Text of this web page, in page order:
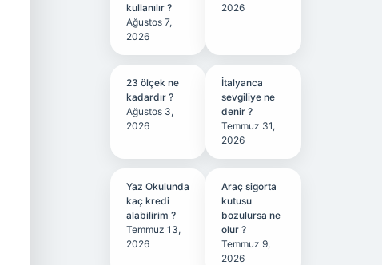
kullanılır ?
Ağustos 7,
2026
2026
23 ölçek ne
kadardır ?
Ağustos 3,
2026
İtalyanca
sevgiliye ne
denir ?
Temmuz 31,
2026
Yaz Okulunda
kaç kredi
alabilirim ?
Temmuz 13,
2026
Araç sigorta
kutusu
bozulursa ne
olur ?
Temmuz 9,
2026